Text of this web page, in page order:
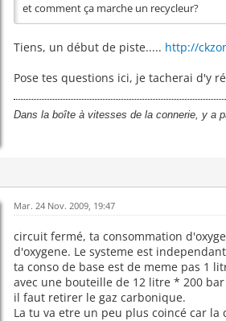
et comment ça marche un recycleur?
Tiens, un début de piste..... http://
Pose tes questions ici, je tacherai d'y
Dans la boîte à vitesses de la connerie, y a
Mar. 24 Nov. 2009, 19:47
circuit fermé, ta consommation
d'oxygene. Le systeme est
ta conso de base est de meme pas 1
avec une bouteille de 12 litre * 200
il faut retirer le gaz carbonique.
La tu va etre un peu plus coincé car